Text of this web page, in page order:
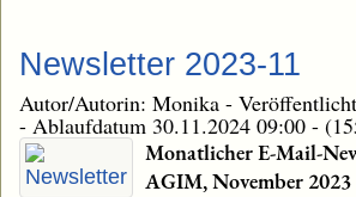
Newsletter 2023-11
Autor/Autorin: Monika -
- Ablaufdatum 30.11.2024 09:00 -
Monatlicher E-Mail-
AGIM, November 2023